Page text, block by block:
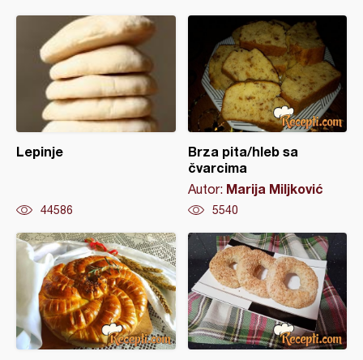
Lepinje
44586
Brza pita/hleb sa
čvarcima
Autor: Marija Miljković
5540